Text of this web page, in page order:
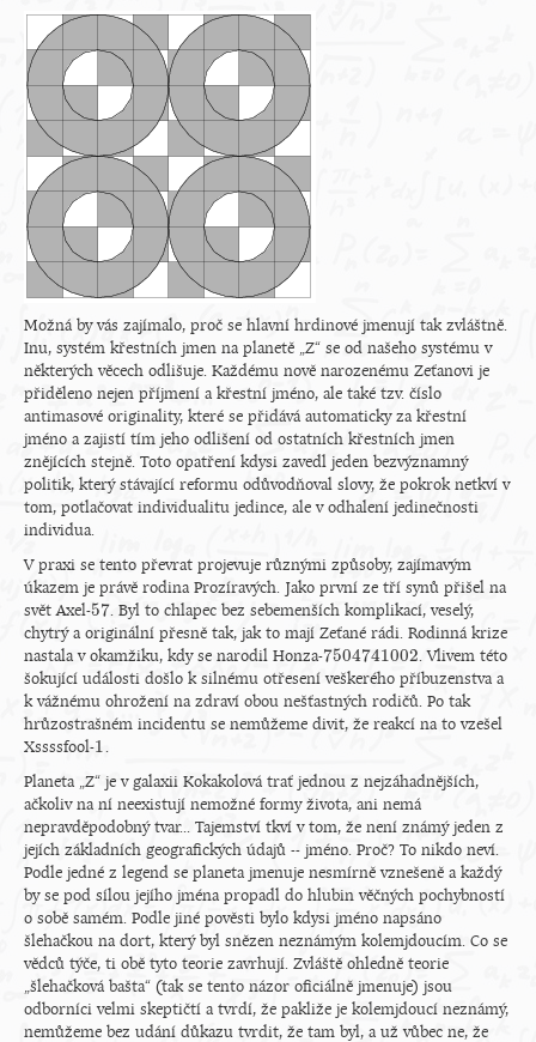
Možná by vás zajímalo, proč se hlavní hrdinové jmenují tak zvláštně.
Inu, systém křestních jmen na planetě „Z“ se od našeho systému v
některých věcech odlišuje. Každému nově narozenému Zeťanovi je
přiděleno nejen příjmení a křestní jméno, ale také tzv. číslo
antimasové originality, které se přidává automaticky za křestní
jméno a zajistí tím jeho odlišení od ostatních křestních jmen
znějících stejně. Toto opatření kdysi zavedl jeden bezvýznamný
politik, který stávající reformu odůvodňoval slovy, že pokrok netkví v
tom, potlačovat individualitu jedince, ale v odhalení jedinečnosti
individua.
V praxi se tento převrat projevuje různými způsoby, zajímavým
úkazem je právě rodina Prozíravých. Jako první ze tří synů přišel na
svět Axel-57
57. Byl to chlapec bez sebemenších komplikací, veselý,
chytrý a originální přesně tak, jak to mají Zeťané rádi. Rodinná krize
nastala v okamžiku, kdy se narodil Honza-7504741002
7504741002
. Vlivem této
šokující události došlo k silnému otřesení veškerého příbuzenstva a
k vážnému ohrožení na zdraví obou nešťastných rodičů. Po tak
hrůzostrašném incidentu se nemůžeme divit, že reakcí na to vzešel
Xssssfool-1
1.
Planeta „Z“ je v galaxii Kokakolová trať jednou z nejzáhadnějších,
ačkoliv na ní neexistují nemožné formy života, ani nemá
nepravděpodobný tvar... Tajemství tkví v tom, že není známý jeden z
jejích základních geografických údajů -- jméno. Proč? To nikdo neví.
Podle jedné z legend se planeta jmenuje nesmírně vznešeně a každý
by se pod sílou jejího jména propadl do hlubin věčných pochybností
o sobě samém. Podle jiné pověsti bylo kdysi jméno napsáno
šlehačkou na dort, který byl snězen neznámým kolemjdoucím. Co se
vědců týče, ti obě tyto teorie zavrhují. Zvláště ohledně teorie
„šlehačková bašta“ (tak se tento názor oficiálně jmenuje) jsou
odborníci velmi skeptičtí a tvrdí, že pakliže je kolemjdoucí neznámý,
nemůžeme bez udání důkazu tvrdit, že tam byl, a už vůbec ne, že